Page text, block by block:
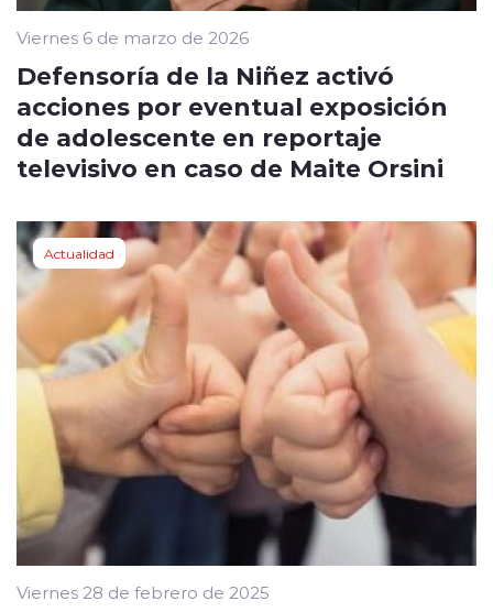
Viernes 6 de marzo de 2026
Defensoría de la Niñez activó
acciones por eventual exposición
de adolescente en reportaje
televisivo en caso de Maite Orsini
Actualidad
Viernes 28 de febrero de 2025